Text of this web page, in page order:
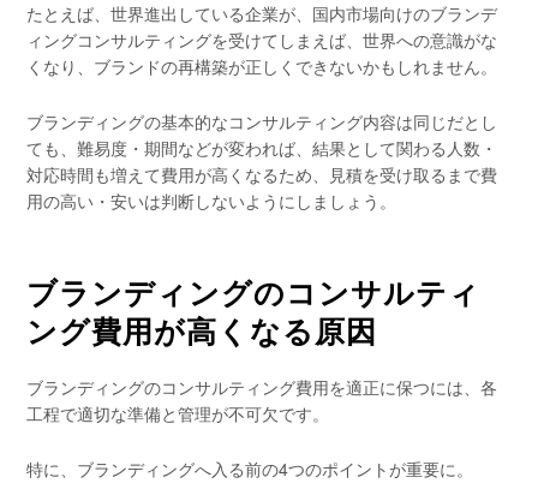
たとえば、世界進出している企業が、国内市場向けのブランデ
ィングコンサルティングを受けてしまえば、世界への意識がな
くなり、ブランドの再構築が正しくできないかもしれません。
ブランディングの基本的なコンサルティング内容は同じだとし
ても、難易度・期間などが変われば、結果として関わる人数・
対応時間も増えて費用が高くなるため、見積を受け取るまで費
用の高い・安いは判断しないようにしましょう。
ブランディングのコンサルティ
ング費用が高くなる原因
ブランディングのコンサルティング費用を適正に保つには、各
工程で適切な準備と管理が不可欠です。
特に、ブランディングへ入る前の4つのポイントが重要に。